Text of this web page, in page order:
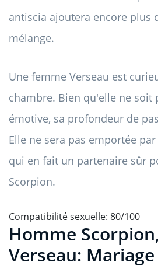
antiscia ajoutera encore plus
mélange.
Une femme Verseau est
chambre. Bien qu'elle ne soit
émotive, sa profondeur de
Elle ne sera pas emportée
qui en fait un partenaire sûr
Scorpion.
Compatibilité sexuelle: 80/100
Homme
Verseau: